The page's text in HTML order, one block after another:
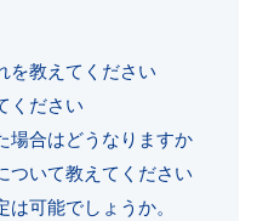
を教えてください
ください
場合はどうなりますか
ついて教えてください
可能でしょうか。